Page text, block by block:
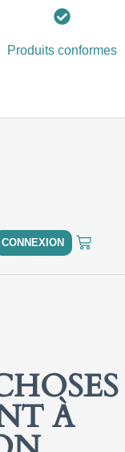
Produits conformes
CONNEXION
À